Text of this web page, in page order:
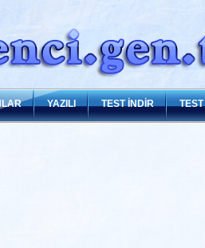
YAZILI TEST İNDİR